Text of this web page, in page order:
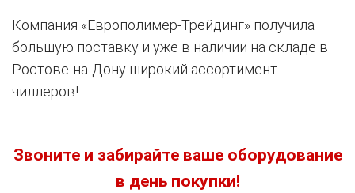
Компания «Европолимер-Трейдинг» получила
большую поставку и уже в наличии на складе в
Ростове-на-Дону широкий ассортимент
чиллеров!
Звоните и забирайте ваше оборудование
в день покупки!